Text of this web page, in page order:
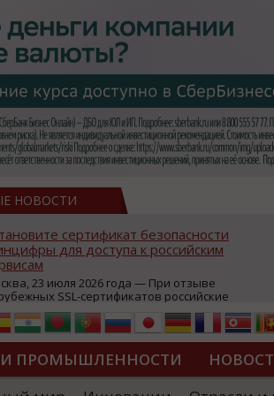
НОВОСТИ
сертификат безопасности
для доступа к российским
23 июля 2026 года — При отзыве
SSL-сертификатов российские
могут некорректно открываться в
браузерах (Google Chrome,
Edge и др.), а соединение с сервисами
ресурсы уже сообщили о
недоступности и ошибках при
из-за отзывов сертификатов
ПРОМЫШЛЕННОСТИ